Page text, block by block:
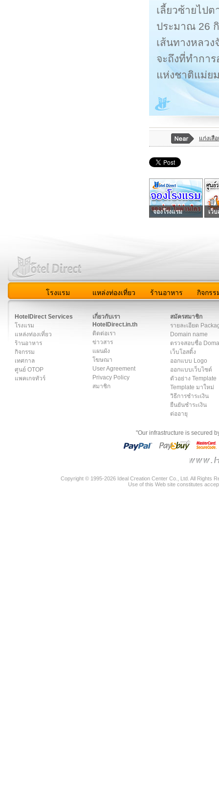
เลี้ยวซ้ายไป
ประมาณ 26
เส้นทางหลว
จะถึงที่ทำกา
แห่งชาติแม่ย
แก่งเสื
จองโรงแรม เว็
โรงแรม แหล่งท่องเที่ยว ร้านอาหาร กิจกรร
HotelDirect Services
โรงแรม
แหล่งท่องเที่ยว
ร้านอาหาร
กิจกรรม
เทศกาล
ศูนย์ OTOP
แพคเกจทัวร์
เกี่ยวกับเรา
HotelDirect.in.th
ติดต่อเรา
ข่าวสาร
แผนผัง
โฆษณา
User Agreement
Privacy Policy
สมาชิก
สมัครสมาชิก
รายละเอียด
Domain name
ตรวจสอบชื่อ
เว็บโฮสติ้ง
ออกแบบ Logo
ออกแบบเว็บไซต์
ตัวอย่าง Template
Template มาใหม่
วิธีการชำระเงิน
ยืนยันชำระเงิน
ต่ออายุ
"Our infrastructure is secured
Copyright © 1995-2026 Ideal Creation Center Co., Ltd. All Rights
Use of this Web site constitutes